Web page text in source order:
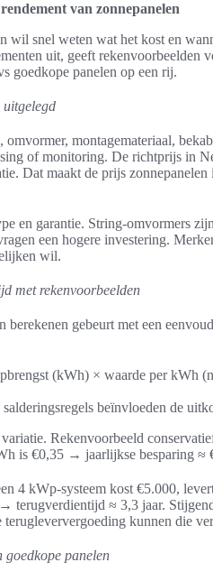
van zonnepanelen
wil snel weten wat het kost en
uit, geeft rekenvoorbeelden
goedkope panelen op een rij.
uitgelegd
omvormer, montagemateriaal,
of monitoring. De richtprijs in
Dat maakt de prijs
en garantie. String-omvormers
een hogere investering.
wil.
met rekenvoorbeelden
berekenen gebeurt met een
(kWh) × waarde per kWh
beïnvloeden de
Rekenvoorbeeld
is €0,35 → jaarlijkse besparing
4 kWp-systeem kost €5.000,
terugverdientijd ≈ 3,3 jaar.
kunnen die
goedkope panelen